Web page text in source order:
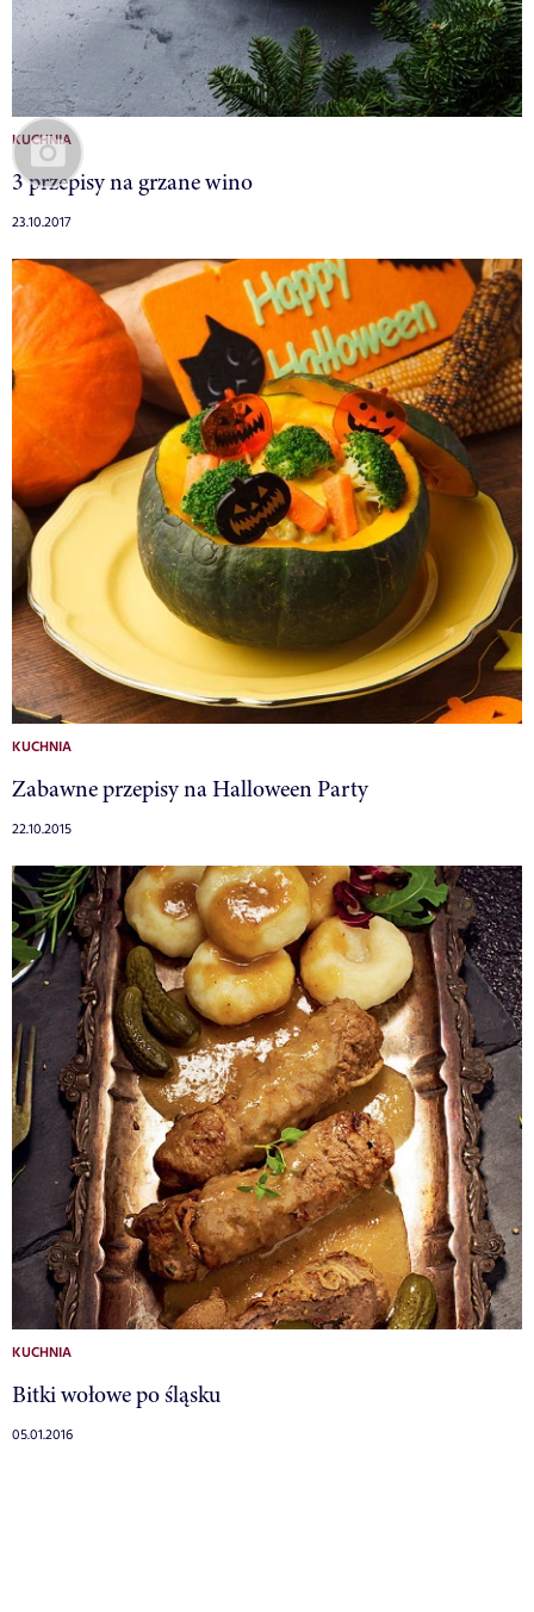
KUCHNIA
3 przepisy na grzane wino
23.10.2017
KUCHNIA
Zabawne przepisy na Halloween Party
22.10.2015
KUCHNIA
Bitki wołowe po śląsku
05.01.2016